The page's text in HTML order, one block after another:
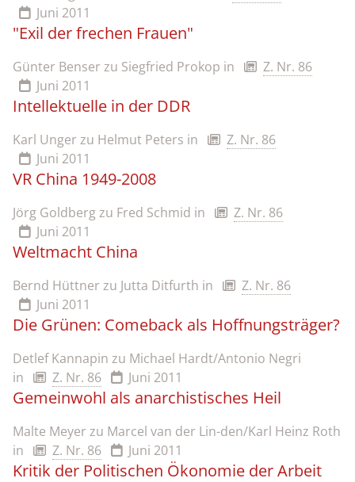
Juni 2011
"Exil der frechen Frauen"
Günter Benser zu Siegfried Prokop in
Z. Nr. 86
Juni 2011
Intellektuelle in der DDR
Karl Unger zu Helmut Peters in
Z. Nr. 86
Juni 2011
VR China 1949-2008
Jörg Goldberg zu Fred Schmid in
Z. Nr. 86
Juni 2011
Weltmacht China
Bernd Hüttner zu Jutta Ditfurth in
Z. Nr. 86
Juni 2011
Die Grünen: Comeback als Hoffnungsträger?
Detlef Kannapin zu Michael Hardt/Antonio Negri
in
Z. Nr. 86 Juni 2011
Gemeinwohl als anarchistisches Heil
Malte Meyer zu Marcel van der Lin-den/Karl Heinz Roth
in
Z. Nr. 86 Juni 2011
Kritik der Politischen Ökonomie der Arbeit